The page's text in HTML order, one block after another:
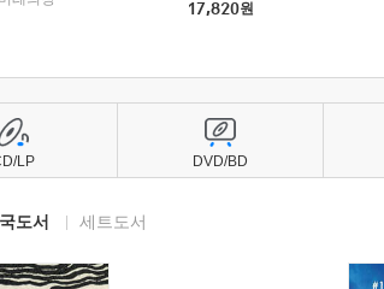
17,820원
도서 세트도서
LP DVD/BD